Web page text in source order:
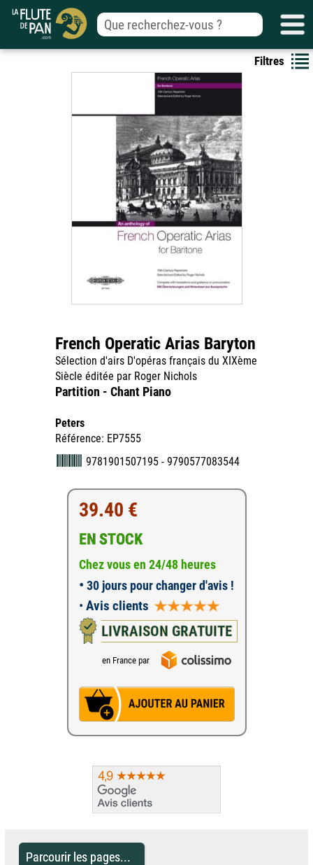
Filtres
French Operatic Arias Baryton
Sélection d'airs D'opéras français du XIXème
Siècle éditée par Roger Nichols
Partition - Chant Piano
Peters
Référence: EP7555
9781901507195 - 9790577083544
39.40 €
EN STOCK
Chez vous en 24/48 heures
• 30 jours pour changer d'avis !
• Avis clients
LIVRAISON GRATUITE
en France par
Parcourir les pages...